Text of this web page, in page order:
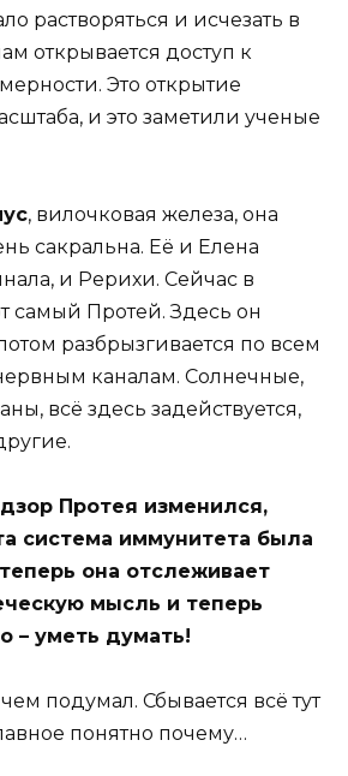
растворяться и исчезать в
открывается доступ к
Это открытие
и это заметили ученые
, вилочковая железа, она
сакральна. Её и Елена
и Рерихи. Сейчас в
самый Протей. Здесь он
разбрызгивается по всем
каналам. Солнечные,
всё здесь задействуется,
Протея изменился,
система иммунитета была
она отслеживает
мысль и теперь
– уметь думать!
подумал. Сбывается всё тут
понятно почему…